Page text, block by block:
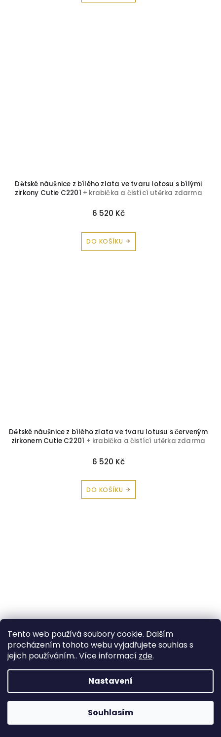
Tento web používá soubory cookie. Dalším
procházením tohoto webu vyjadřujete souhlas s
jejich používáním.. Více informací zde.
Nastavení
Souhlasím
Dětské náušnice z bílého zlata ve tvaru lotosu s bílými
zirkony Cutie C2201 + krabička a čistící utěrka zdarma
6 520 Kč
DO KOŠÍKU
Dětské náušnice z bílého zlata ve tvaru lotusu s červeným
zirkonem Cutie C2201 + krabička a čistící utěrka zdarma
6 520 Kč
DO KOŠÍKU
Dětské náušnice z bílého zlata ve tvaru lotusu se
6 520 Kč